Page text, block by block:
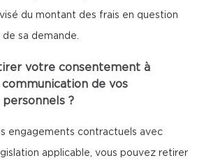
du montant des frais en question
sa demande.
votre consentement à
communication de vos
?
engagements contractuels avec
applicable, vous pouvez retirer